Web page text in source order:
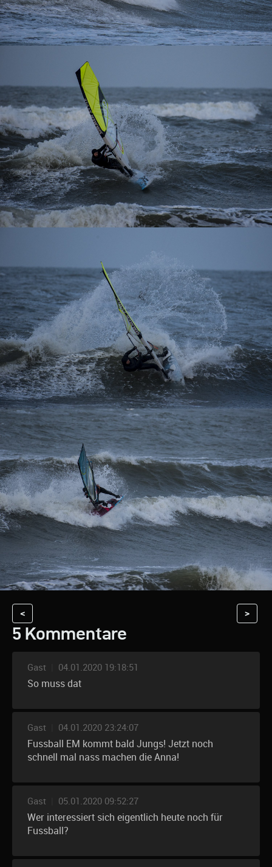
< >
5 Kommentare
Gast 04.01.2020 19:18:51
So muss dat
Gast 04.01.2020 23:24:07
Fussball EM kommt bald Jungs! Jetzt noch
schnell mal nass machen die Anna!
Gast 05.01.2020 09:52:27
Wer interessiert sich eigentlich heute noch für
Fussball?